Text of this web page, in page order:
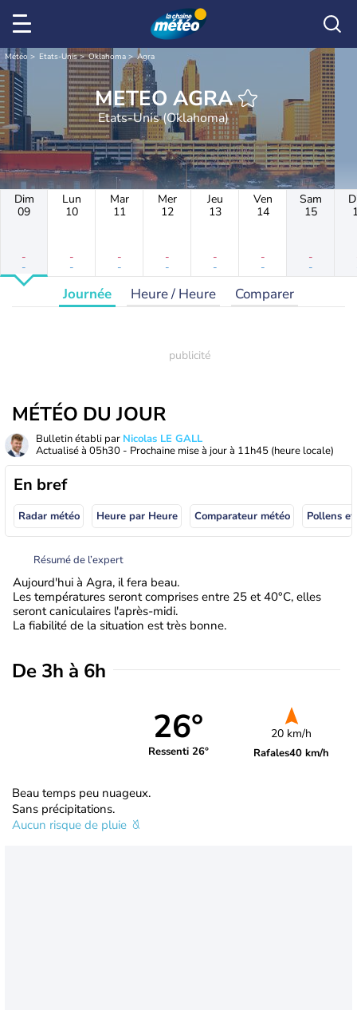
Météo Etats-Unis Oklahoma Agra
METEO AGRA
Etats-Unis (Oklahoma)
Dim
09
-
-
Lun
10
-
-
Mar
11
-
-
Mer
12
-
-
Jeu
13
-
-
Ven
14
-
-
Sam
15
-
-
Journée Heure / Heure Comparer
MÉTÉO DU JOUR
Bulletin établi par Nicolas LE GALL
Actualisé à 05h30 - Prochaine mise à jour à 11h45 (heure locale)
En bref
Radar météo Heure par Heure Comparateur météo Pollens
Résumé de l’expert
Aujourd'hui à Agra, il fera beau.
Les températures seront comprises entre 25 et 40°C, elles
seront caniculaires l'après-midi.
La fiabilité de la situation est très bonne.
De 3h à 6h
26°
Ressenti 26°
20 km/h
Rafales40 km/h
Beau temps peu nuageux.
Sans précipitations.
Aucun risque de pluie